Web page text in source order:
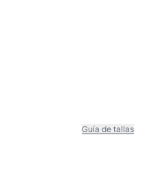
Guía de tallas